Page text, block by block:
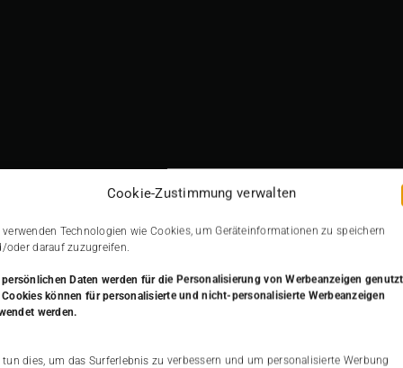
Cookie-Zustimmung verwalten
verwenden Technologien wie Cookies, um Geräteinformationen zu speichern
oder darauf zuzugreifen.
persönlichen Daten werden für die Personalisierung von Werbeanzeigen
Cookies können für personalisierte und nicht-personalisierte Werbeanzeigen
werden.
tun dies, um das Surferlebnis zu verbessern und um personalisierte Werbung
Kristin-Engel-SQ